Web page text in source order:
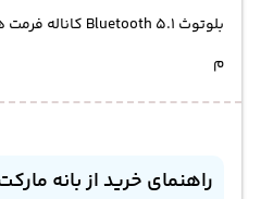
بلوتوث Bluetooth 5.1 کاناله فرمت های صوتی Dolby Digital
م
راهنمای خرید از بانه